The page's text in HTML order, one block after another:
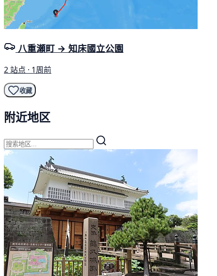
八重瀬町 → 知床國立公園
2 站点 · 1周前
收藏
附近地区